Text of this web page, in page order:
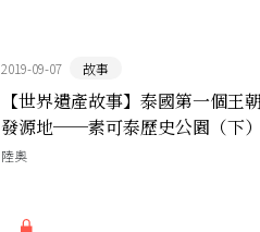
2019-09-07 故事
【世界遺產故事】泰國第一個王
發源地──素可泰歷史公園（下）
陸奧